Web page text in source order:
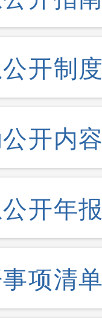
开制
开内
开年
项清